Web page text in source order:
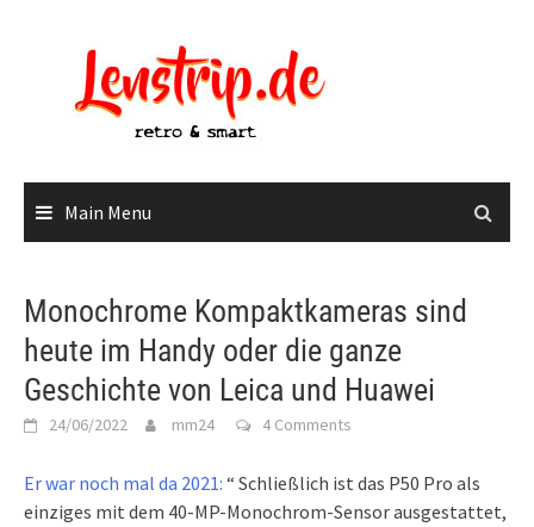
Main Menu
Monochrome Kompaktkameras sind
heute im Handy oder die ganze
Geschichte von Leica und Huawei
24/06/2022 mm24 4 Comments
Er war noch mal da 2021: “ Schließlich ist das P50 Pro als
einziges mit dem 40-MP-Monochrom-Sensor ausgestattet,